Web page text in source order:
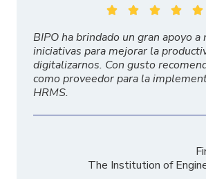
    
BIPO ha brindado un gran apoyo a
iniciativas para mejorar la
digitalizarnos. Con gusto
como proveedor para la
HRMS.
The Institution of